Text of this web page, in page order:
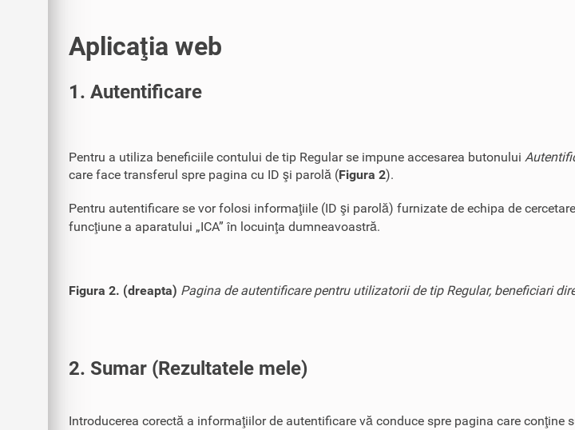
Aplicaţia web
1. Autentificare
Pentru a utiliza beneficiile contului de tip Regular se impune accesarea butonului
care face transferul spre pagina cu ID şi parolă (Figura 2).
Pentru autentificare se vor folosi informaţiile (ID şi parolă) furnizate de echipa de
funcţiune a aparatului „ICA” în locuinţa dumneavoastră.
Figura 2. (dreapta) Pagina de autentificare pentru utilizatorii de tip Regular, beneficiari
2. Sumar (Rezultatele mele)
Introducerea corectă a informaţiilor de autentificare vă conduce spre pagina care conţine